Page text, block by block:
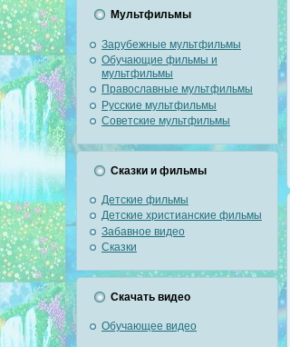
Мультфильмы
Зарубежные мультфильмы
Обучающие фильмы и
мультфильмы
Православные мультфильмы
Русские мультфильмы
Советские мультфильмы
Сказки и фильмы
Детские фильмы
Детские христианские фильмы
Забавное видео
Сказки
Скачать видео
Обучающее видео